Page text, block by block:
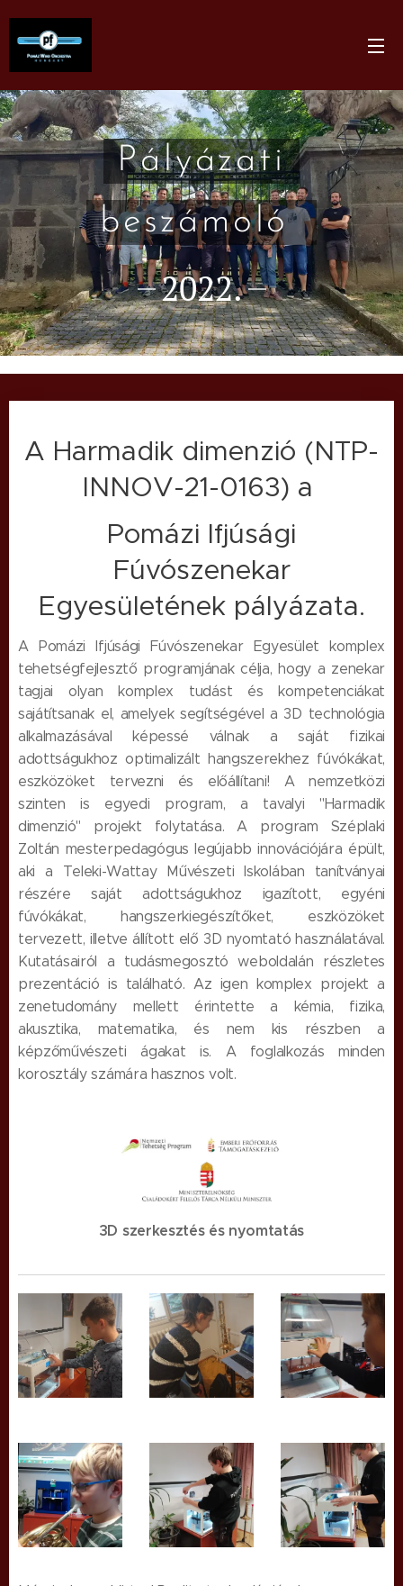
Pályázati
beszámoló
2022.
A Harmadik dimenzió (NTP-
INNOV-21-0163) a
Pomázi Ifjúsági
Fúvószenekar
Egyesületének pályázata.
A Pomázi Ifjúsági Fúvószenekar Egyesület komplex
tehetségfejlesztő programjának célja, hogy a zenekar
tagjai olyan komplex tudást és kompetenciákat
sajátítsanak el, amelyek segítségével a 3D technológia
alkalmazásával képessé válnak a saját fizikai
adottságukhoz optimalizált hangszerekhez fúvókákat,
eszközöket tervezni és előállítani! A nemzetközi
szinten is egyedi program, a tavalyi "Harmadik
dimenzió" projekt folytatása. A program Széplaki
Zoltán mesterpedagógus legújabb innovációjára épült,
aki a Teleki-Wattay Művészeti Iskolában tanítványai
részére saját adottságukhoz igazított, egyéni
fúvókákat, hangszerkiegészítőket, eszközöket
tervezett, illetve állított elő 3D nyomtató használatával.
Kutatásairól a tudásmegosztó weboldalán részletes
prezentáció is található. Az igen komplex projekt a
zenetudomány mellett érintette a kémia, fizika,
akusztika, matematika, és nem kis részben a
képzőművészeti ágakat is. A foglalkozás minden
korosztály számára hasznos volt.
3D szerkesztés és nyomtatás